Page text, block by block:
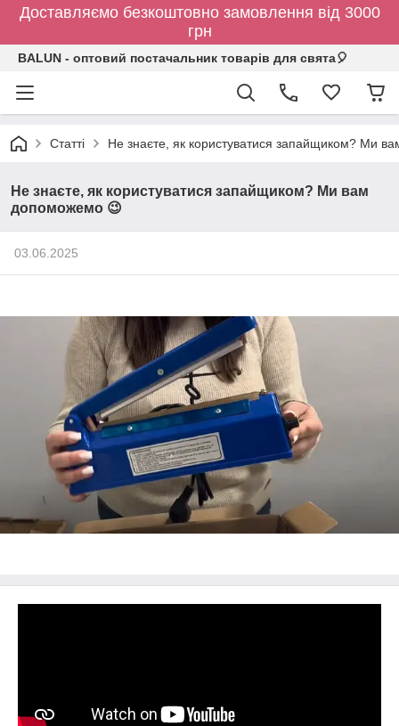
Доставляємо безкоштовно замовлення від 3000
грн
BALUN - оптовий постачальник товарів для свята🎈
Статті Не знаєте, як користуватися запайщиком? Ми
Не знаєте, як користуватися запайщиком? Ми вам
допоможемо 😉
03.06.2025